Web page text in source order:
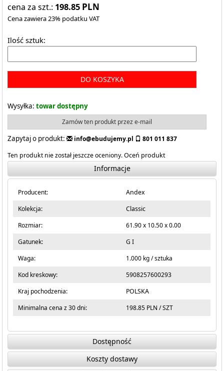
cena za szt.: 198.85 PLN
Cena zawiera 23% podatku VAT
Ilość sztuk:
DO KOSZYKA
Wysyłka: towar dostępny
Zamów ten produkt przez e-mail
Zapytaj o produkt: info@ebudujemy.pl
801 011 837
Ten produkt nie został jeszcze oceniony.Oceń produkt
Informacje
Producent:
Andex
Kolekcja:
Classic
Rozmiar:
61.90 x 10.50 x 0.00
Gatunek:
G I
Waga:
1.000 kg / sztuka
Kod kreskowy:
5908257600293
Kraj pochodzenia:
POLSKA
Minimalna cena z 30 dni:
198.85 PLN / SZT
Dostępność
Koszty dostawy